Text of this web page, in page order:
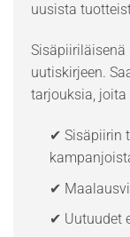
uusista
uutiskirjeen.
tarjouksia,
✔ Sisäpiirin
✔
✔ Uutuudet